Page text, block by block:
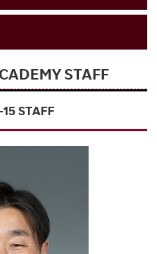
STAFF
STAFF